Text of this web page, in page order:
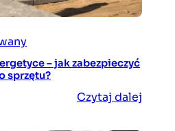
– jak zabezpieczyć
sprzętu?
Czytaj dalej